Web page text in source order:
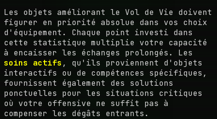
Les objets améliorant le Vol de Vie doivent
figurer en priorité absolue dans vos choix
d'équipement. Chaque point investi dans
cette statistique multiplie votre capacité
à encaisser les échanges prolongés. Les
soins actifs , qu'ils proviennent d'objets
interactifs ou de compétences spécifiques,
fournissent également des solutions
ponctuelles pour les situations critiques
où votre offensive ne suffit pas à
compenser les dégâts entrants.